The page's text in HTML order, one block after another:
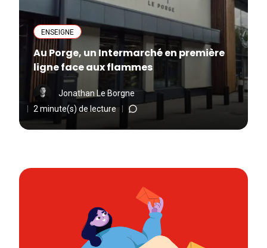
ENSEIGNE
Au Porge, un Intermarché en première
ligne face aux flammes
Jonathan Le Borgne
2 minute(s) de lecture